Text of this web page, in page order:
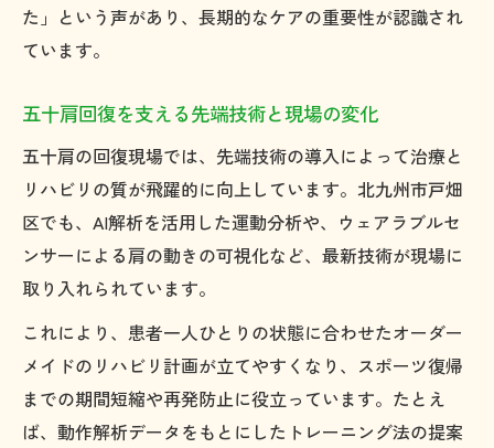
た」という声があり、長期的なケアの重要性が認識され
ています。
五十肩回復を支える先端技術と現場の変化
五十肩の回復現場では、先端技術の導入によって治療と
リハビリの質が飛躍的に向上しています。北九州市戸畑
区でも、AI解析を活用した運動分析や、ウェアラブルセ
ンサーによる肩の動きの可視化など、最新技術が現場に
取り入れられています。
これにより、患者一人ひとりの状態に合わせたオーダー
メイドのリハビリ計画が立てやすくなり、スポーツ復帰
までの期間短縮や再発防止に役立っています。たとえ
ば、動作解析データをもとにしたトレーニング法の提案